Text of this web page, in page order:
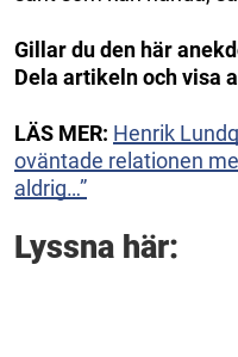
Gillar du den här
Dela artikeln och visa
LÄS MER: Henrik
oväntade relationen
aldrig…”
Lyssna här: